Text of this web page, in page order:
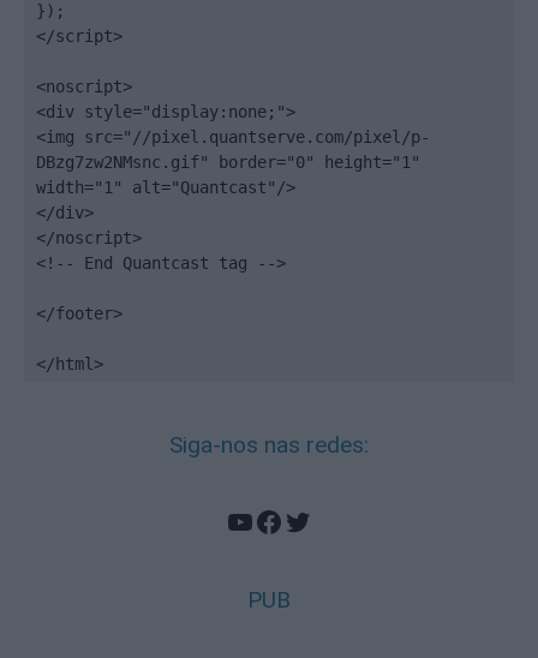
});
</script>
<noscript>
<div style="display:none;">
<img src="//pixel.quantserve.com/pixel/p-
DBzg7zw2NMsnc.gif" border="0" height="1"
width="1" alt="Quantcast"/>
</div>
</noscript>
<!-- End Quantcast tag -->
</footer>
</html>
Siga-nos nas redes:
YouTube
Facebook
Twitter
PUB